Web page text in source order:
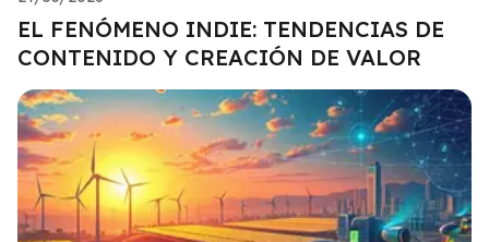
EL FENÓMENO INDIE: TENDENCIAS DE
CONTENIDO Y CREACIÓN DE VALOR